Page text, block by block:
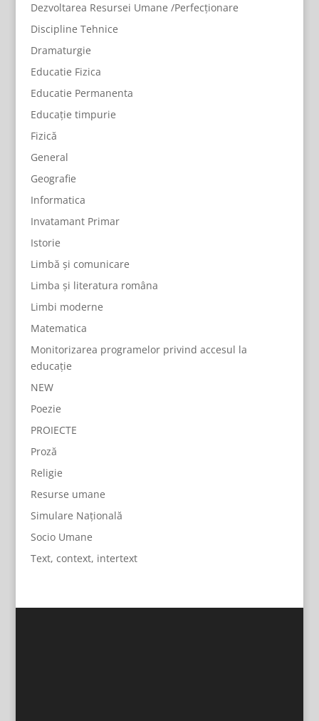
Dezvoltarea Resursei Umane /Perfecționare
Discipline Tehnice
Dramaturgie
Educatie Fizica
Educatie Permanenta
Educație timpurie
Fizică
General
Geografie
Informatica
Invatamant Primar
Istorie
Limbă și comunicare
Limba și literatura româna
Limbi moderne
Matematica
Monitorizarea programelor privind accesul la
educație
NEW
Poezie
PROIECTE
Proză
Religie
Resurse umane
Simulare Națională
Socio Umane
Text, context, intertext